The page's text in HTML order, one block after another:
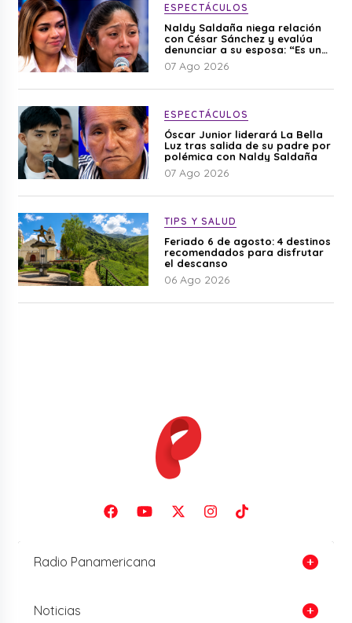
ESPECTÁCULOS
Naldy Saldaña niega relación
con César Sánchez y evalúa
denunciar a su esposa: “Es una
difamación”
07 Ago 2026
ESPECTÁCULOS
Óscar Junior liderará La Bella
Luz tras salida de su padre por
polémica con Naldy Saldaña
07 Ago 2026
TIPS Y SALUD
Feriado 6 de agosto: 4 destinos
recomendados para disfrutar
el descanso
06 Ago 2026
Radio Panamericana
Noticias